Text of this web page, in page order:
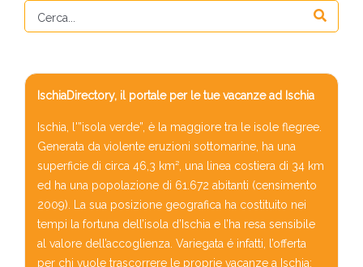
IschiaDirectory, il portale per le tue vacanze ad Ischia
Ischia, l'”isola verde”, è la maggiore tra le isole flegree.
Generata da violente eruzioni sottomarine, ha una
superficie di circa 46,3 km², una linea costiera di 34 km
ed ha una popolazione di 61.672 abitanti (censimento
2009). La sua posizione geografica ha costituito nei
tempi la fortuna dell’isola d’Ischia e l’ha resa sensibile
al valore dell’accoglienza. Variegata é infatti, l’offerta
per chi vuole trascorrere le proprie vacanze a Ischia: